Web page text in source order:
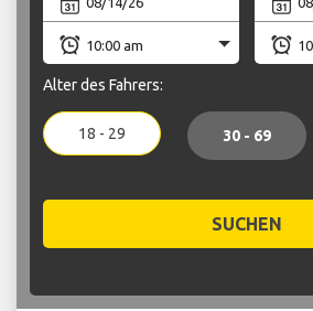
Alter des Fahrers:
18 - 29 30 - 69
SUCHEN